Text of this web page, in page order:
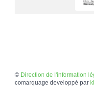
© Direction de l'information
comarquage developpé par